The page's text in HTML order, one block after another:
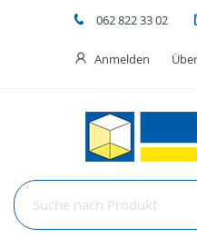
062 822 33 02
Anmelden